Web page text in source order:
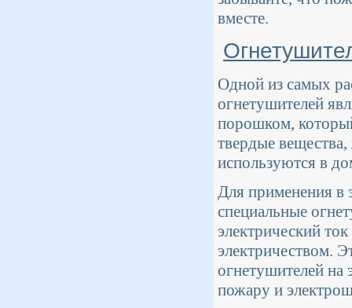
вместе.
Одной из самых
огнетушителей
порошком,
твердые
используются в
Для применения в
специальные
электрический
электричеством.
огнетушителей на
пожару и